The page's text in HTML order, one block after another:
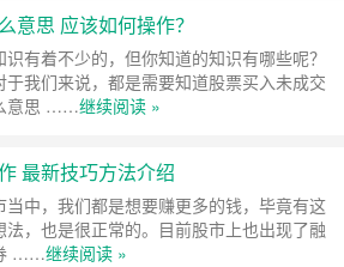
意思 应该如何操作？
识有着不少的，但你知道的知识有哪些呢？
于我们来说，都是需要知道股票买入未成交
意思 ……继续阅读 »
最新技巧方法介绍
当中，我们都是想要赚更多的钱，毕竟有这
法，也是很正常的。目前股市上也出现了融
……继续阅读 »